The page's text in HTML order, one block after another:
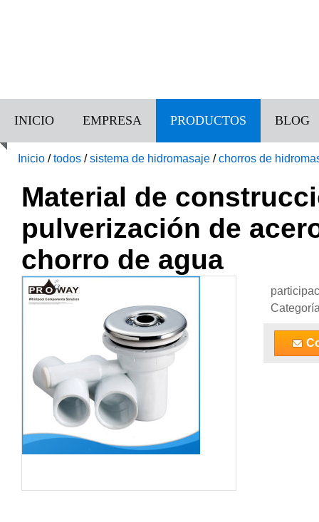
INICIO EMPRESA PRODUCTOS BLOG
Inicio /todos /sistema de hidromasaje /chorros de
Material de
pulverización de
chorro de agua